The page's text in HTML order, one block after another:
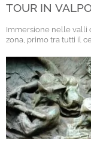
TOUR IN
Immersione nelle valli
zona, primo tra tutti il